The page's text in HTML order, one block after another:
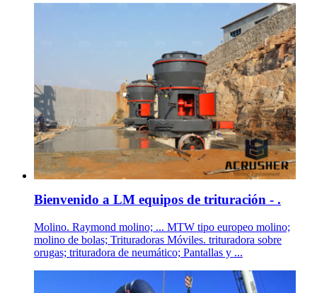
Bienvenido a LM equipos de trituración - .
Molino. Raymond molino; ... MTW tipo europeo molino;
molino de bolas; Trituradoras Móviles. trituradora sobre
orugas; trituradora de neumático; Pantallas y ...